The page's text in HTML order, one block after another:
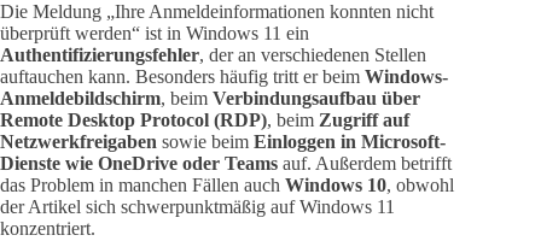
Die Meldung „Ihre Anmeldeinformationen konnten nicht
überprüft werden“ ist in Windows 11 ein
Authentifizierungsfehler, der an verschiedenen Stellen
auftauchen kann. Besonders häufig tritt er beim Windows-
Anmeldebildschirm, beim Verbindungsaufbau über
Remote Desktop Protocol (RDP), beim Zugriff auf
Netzwerkfreigaben sowie beim Einloggen in Microsoft-
Dienste wie OneDrive oder Teams auf. Außerdem betrifft
das Problem in manchen Fällen auch Windows 10, obwohl
der Artikel sich schwerpunktmäßig auf Windows 11
konzentriert.